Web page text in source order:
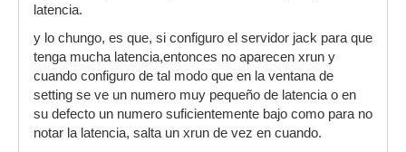
latencia.
y lo chungo, es que, si configuro el servidor jack para que
tenga mucha latencia,entonces no aparecen xrun y
cuando configuro de tal modo que en la ventana de
setting se ve un numero muy pequeño de latencia o en
su defecto un numero suficientemente bajo como para no
notar la latencia, salta un xrun de vez en cuando.